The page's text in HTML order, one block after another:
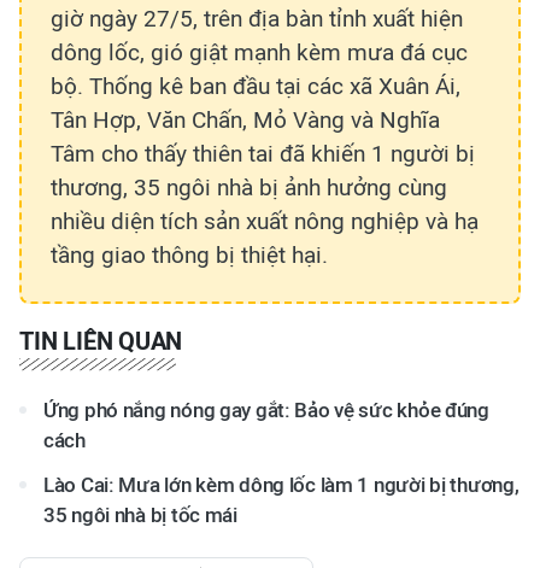
giờ ngày 27/5, trên địa bàn tỉnh xuất hiện
dông lốc, gió giật mạnh kèm mưa đá cục
bộ. Thống kê ban đầu tại các xã Xuân Ái,
Tân Hợp, Văn Chấn, Mỏ Vàng và Nghĩa
Tâm cho thấy thiên tai đã khiến 1 người bị
thương, 35 ngôi nhà bị ảnh hưởng cùng
nhiều diện tích sản xuất nông nghiệp và hạ
tầng giao thông bị thiệt hại.
TIN LIÊN QUAN
Ứng phó nắng nóng gay gắt: Bảo vệ sức khỏe đúng
cách
Lào Cai: Mưa lớn kèm dông lốc làm 1 người bị thương,
35 ngôi nhà bị tốc mái